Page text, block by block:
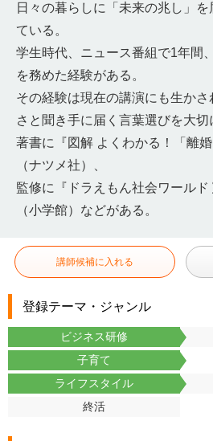
日々の暮らしに「未来の兆し」
ている。
学生時代、ニュース番組で1年間
を務めた経験がある。
その経験は現在の講演にも生か
さと聞き手に届く言葉選びを大切
著書に『図解 よくわかる！「離
（ナツメ社）、
監修に『ドラえもん社会ワールド
（小学館）などがある。
講師候補に入れる
登録テーマ・ジャンル
ビジネス研修
子育て
ライフスタイル
終活